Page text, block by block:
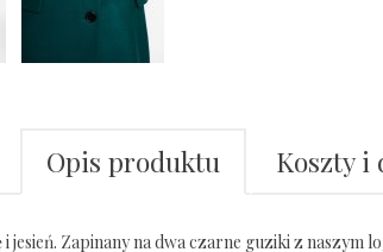
Opis produktu Koszty i
Zapinany na dwa czarne guziki z naszym